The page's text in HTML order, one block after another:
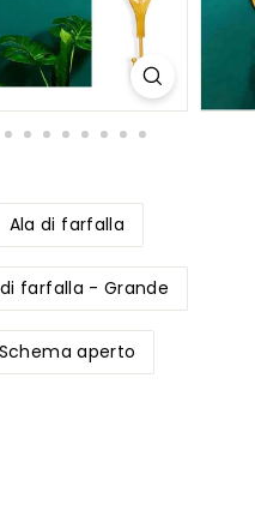
Ala di farfalla
farfalla - Grande
aperto